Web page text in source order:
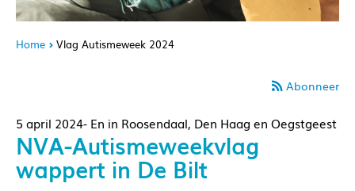
Home Vlag Autismeweek 2024
Abonneer
5 april 2024- En in Roosendaal, Den Haag en Oegstgeest
NVA-Autismeweekvlag
wappert in De Bilt